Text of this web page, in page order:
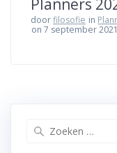
Planners
doorfilosofie in
on 7 september 2021